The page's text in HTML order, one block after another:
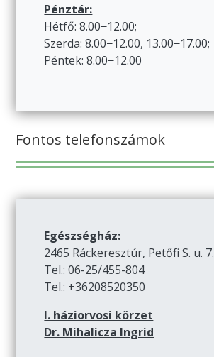
Pénztár:
Hétfő: 8.00−12.00;
Szerda: 8.00−12.00, 13.00−17.00;
Péntek: 8.00−12.00
Fontos telefonszámok
Egészségház:
2465 Ráckeresztúr, Petőfi S. u. 7.
Tel.: 06-25/455-804
Tel.: +36208520350
I. háziorvosi körzet
Dr. Mihalicza Ingrid